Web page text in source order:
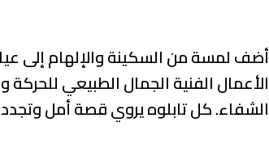
أضف لمسة من السكينة والإلهام إلى
الأعمال الفنيةالجمال الطبيعي للحركة
الشفاء. كل تابلوه يروي قصة أمل